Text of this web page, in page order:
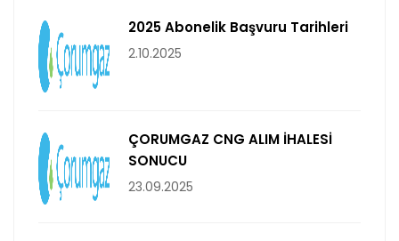
2025 Abonelik Başvuru Tarihleri
2.10.2025
ÇORUMGAZ CNG ALIM İHALESİ
SONUCU
23.09.2025